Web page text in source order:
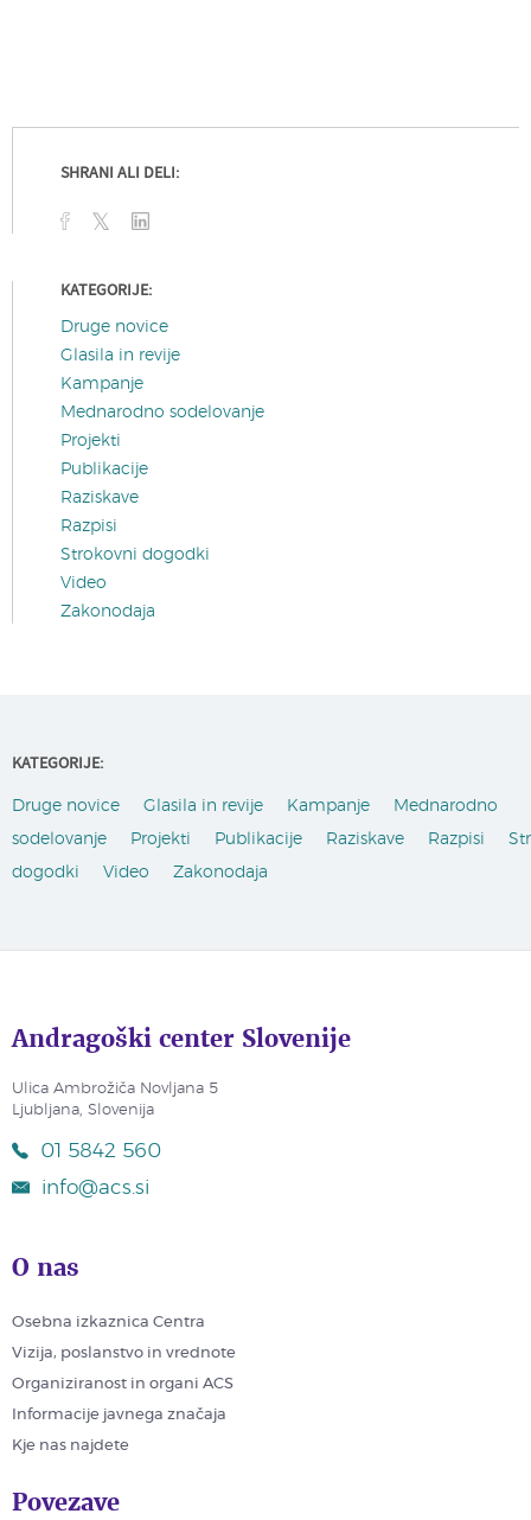
SHRANI ALI DELI:
KATEGORIJE:
Druge novice
Glasila in revije
Kampanje
Mednarodno sodelovanje
Projekti
Publikacije
Raziskave
Razpisi
Strokovni dogodki
Video
Zakonodaja
KATEGORIJE:
Druge novice Glasila in revije Kampanje
Mednarodno
sodelovanje
Projekti Publikacije Raziskave Razpisi
dogodki
Video Zakonodaja
Andragoški center Slovenije
Ulica Ambrožiča Novljana 5
Ljubljana, Slovenija
01 5842 560
info@acs.si
O nas
Osebna izkaznica Centra
Vizija, poslanstvo in vrednote
Organiziranost in organi ACS
Informacije javnega značaja
Kje nas najdete
Povezave